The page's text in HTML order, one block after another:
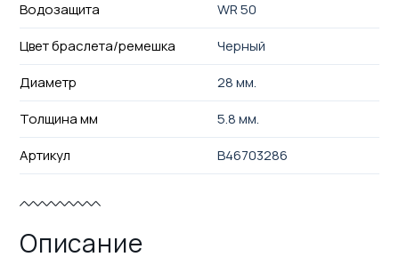
Водозащита
WR 50
Цвет браслета/ремешка
Черный
Диаметр
28 мм.
Толщина мм
5.8 мм.
Артикул
B46703286
Описание